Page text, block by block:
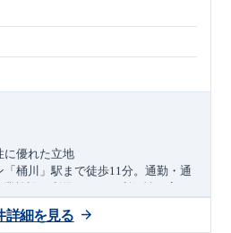
に優れた立地
「桶川」駅まで徒歩11分。通勤・通
施設も利用しやすい利便性の高い
詳細を見る